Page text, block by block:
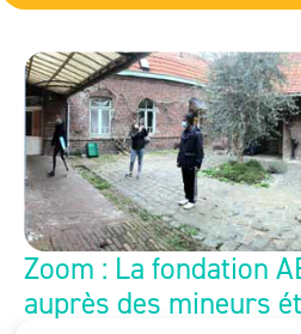
Zoom : La fondation
auprès des mineurs